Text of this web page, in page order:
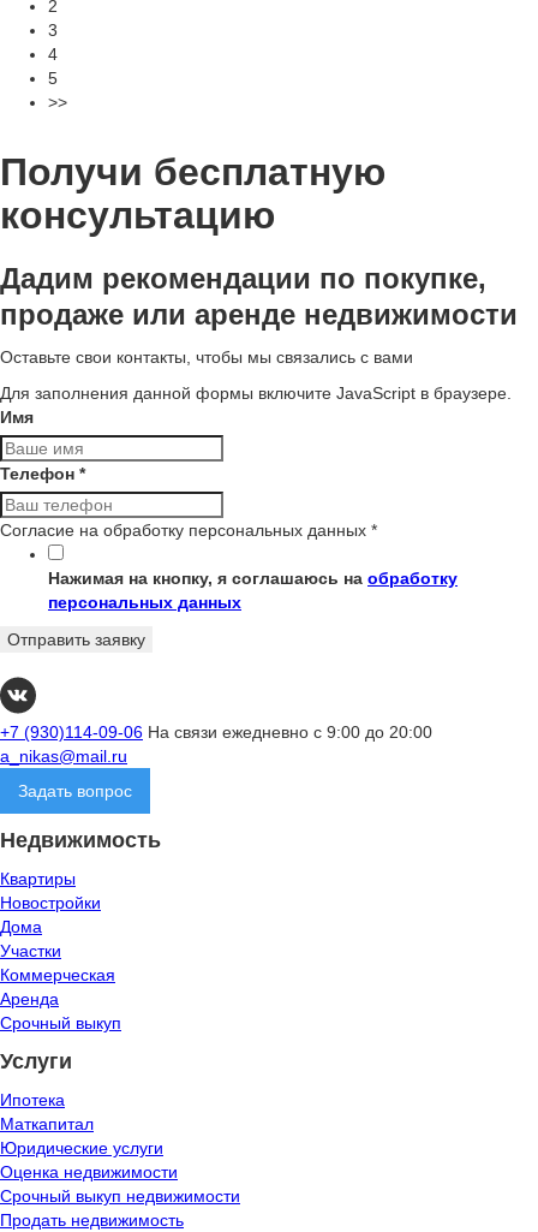
2
3
4
5
>>
Получи бесплатную
консультацию
Дадим рекомендации по покупке,
продаже или аренде недвижимости
Оставьте свои контакты, чтобы мы связались с вами
Для заполнения данной формы включите JavaScript в браузере.
Имя
Телефон *
Согласие на обработку персональных данных *
Нажимая на кнопку, я соглашаюсь на обработку
персональных данных
Отправить заявку
+7 (930)114-09-06 На связи ежедневно с 9:00 до 20:00
a_nikas@mail.ru
Задать вопрос
Недвижимость
Квартиры
Новостройки
Дома
Участки
Коммерческая
Аренда
Срочный выкуп
Услуги
Ипотека
Маткапитал
Юридические услуги
Оценка недвижимости
Срочный выкуп недвижимости
Продать недвижимость